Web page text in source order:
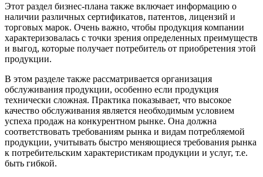
Этот раздел бизнес-плана также включает информацию о
наличии различных сертификатов, патентов, лицензий и
торговых марок. Очень важно, чтобы продукция компании
характеризовалась с точки зрения определенных преимуществ
и выгод, которые получает потребитель от приобретения этой
продукции.
В этом разделе также рассматривается организация
обслуживания продукции, особенно если продукция
технически сложная. Практика показывает, что высокое
качество обслуживания является необходимым условием
успеха продаж на конкурентном рынке. Она должна
соответствовать требованиям рынка и видам потребляемой
продукции, учитывать быстро меняющиеся требования рынка
к потребительским характеристикам продукции и услуг, т.е.
быть гибкой.